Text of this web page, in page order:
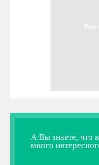
А Вы знаете, что
много